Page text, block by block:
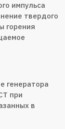
импульса
твердого
горения
генератора
при
в